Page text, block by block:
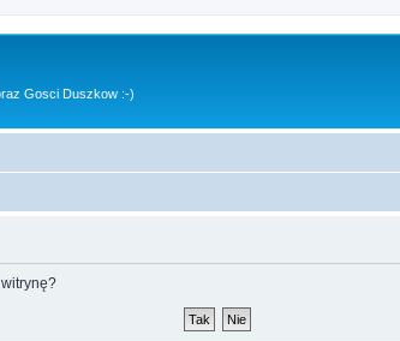
Gosci Duszkow :-)